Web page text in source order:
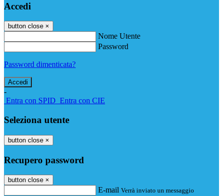
Accedi
button close ×
Nome Utente
Password
Password dimenticata?
-
Entra con SPID Entra con CIE
Seleziona utente
button close ×
Recupero password
button close ×
E-mail Verrà inviato un messaggio